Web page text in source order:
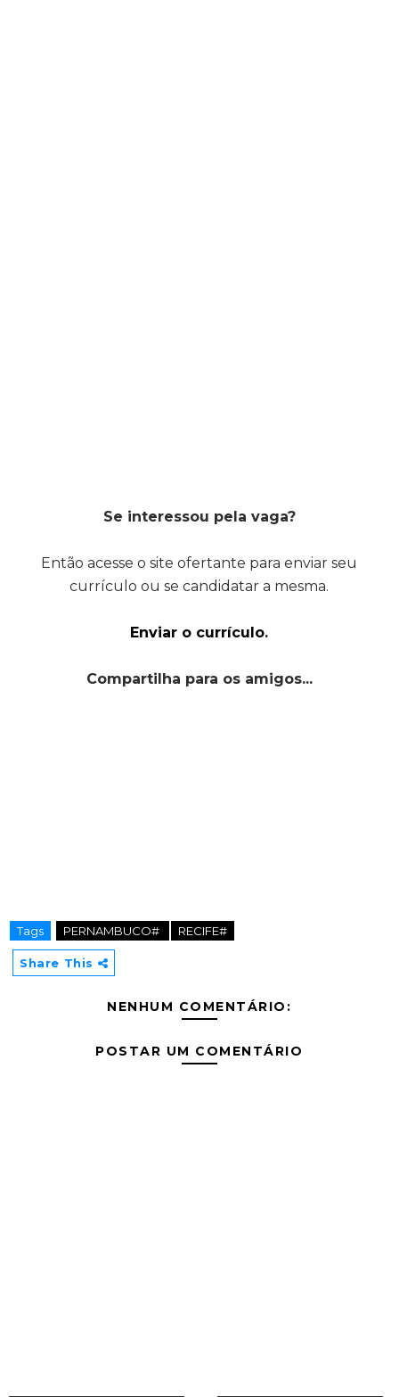
Se interessou pela vaga?
Então acesse o site ofertante para enviar seu
currículo ou se candidatar a mesma.
Enviar o currículo.
Compartilha para os amigos...
Tags PERNAMBUCO# RECIFE#
Share This
NENHUM COMENTÁRIO:
POSTAR UM COMENTÁRIO